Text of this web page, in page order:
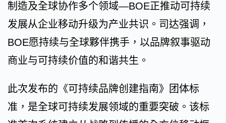
制造及全球协作多个领域—BOE正推动可持续
发展从企业移动升级为产业共识。司达强调，
BOE愿持续与全球夥伴携手，以品牌叙事驱动
商业与可持续价值的和谐共生。
此次发布的《可持续品牌创建指南》团体标
准，是全球可持续发展领域的重要突破。该标